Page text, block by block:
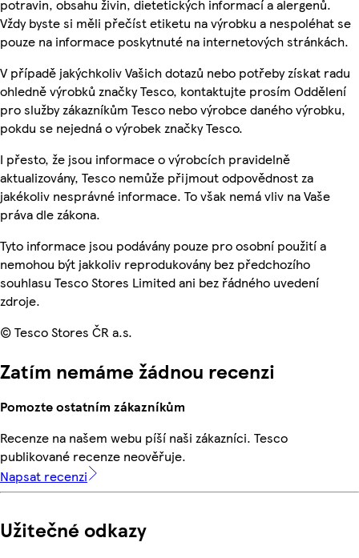
potravin, obsahu živin, dietetických informací a alergenů.
Vždy byste si měli přečíst etiketu na výrobku a nespoléhat se
pouze na informace poskytnuté na internetových stránkách.
V případě jakýchkoliv Vašich dotazů nebo potřeby získat radu
ohledně výrobků značky Tesco, kontaktujte prosím Oddělení
pro služby zákazníkům Tesco nebo výrobce daného výrobku,
pokdu se nejedná o výrobek značky Tesco.
I přesto, že jsou informace o výrobcích pravidelně
aktualizovány, Tesco nemůže přijmout odpovědnost za
jakékoliv nesprávné informace. To však nemá vliv na Vaše
práva dle zákona.
Tyto informace jsou podávány pouze pro osobní použití a
nemohou být jakkoliv reprodukovány bez předchozího
souhlasu Tesco Stores Limited ani bez řádného uvedení
zdroje.
© Tesco Stores ČR a.s.
Zatím nemáme žádnou recenzi
Pomozte ostatním zákazníkům
Recenze na našem webu píší naši zákazníci. Tesco
publikované recenze neověřuje.
Napsat recenzi
Užitečné odkazy